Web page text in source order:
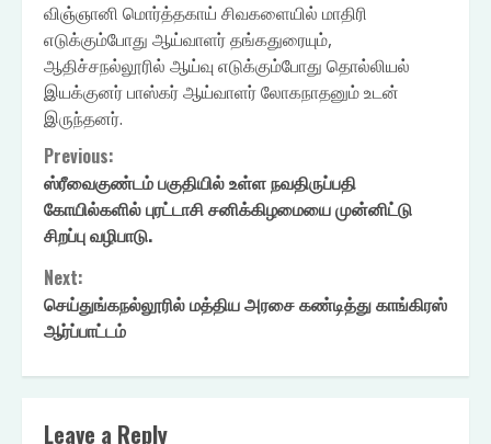
விஞ்ஞானி மொர்த்தகாய் சிவகளையில் மாதிரி
எடுக்கும்போது ஆய்வாளர் தங்கதுரையும்,
ஆதிச்சநல்லூரில் ஆய்வு எடுக்கும்போது தொல்லியல்
இயக்குனர் பாஸ்கர் ஆய்வாளர் லோகநாதனும் உடன்
இருந்தனர்.
Continue
Reading
Previous:
ஸ்ரீவைகுண்டம் பகுதியில் உள்ள நவதிருப்பதி
கோயில்களில் புரட்டாசி சனிக்கிழமையை முன்னிட்டு
சிறப்பு வழிபாடு.
Next:
செய்துங்கநல்லூரில் மத்திய அரசை கண்டித்து காங்கிரஸ்
ஆர்ப்பாட்டம்
Leave a Reply